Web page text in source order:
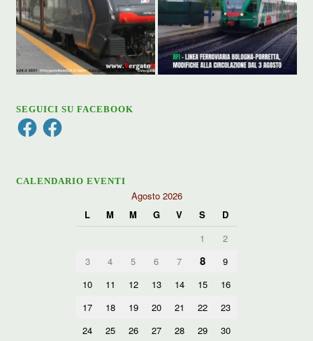
SEGUICI SU FACEBOOK
FacebookFacebook
CALENDARIO EVENTI
Agosto 2026
L
M M G V S
D
1
2
3
4 5 6 7 8
9
10
11 12 13 14 15
16
17
18 19 20 21 22
23
24
25 26 27 28 29
30